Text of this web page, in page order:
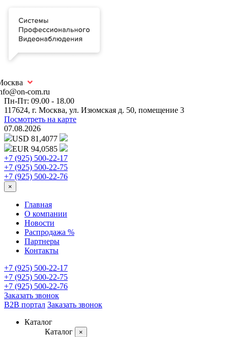
com.ru
Пн-Пт: 09.00 - 18.00
117624, г. Москва, ул. Изюмская д. 50, помещение 3
Посмотреть на карте
07.08.2026
USD 81,4077
EUR 94,0585
+7 (925) 500-22-17
+7 (925) 500-22-75
+7 (925) 500-22-76
×
Главная
О компании
Новости
Распродажа %
Партнеры
Контакты
+7 (925) 500-22-17
+7 (925) 500-22-75
+7 (925) 500-22-76
Заказать звонок
B2B портал Заказать звонок
Каталог
Каталог
×